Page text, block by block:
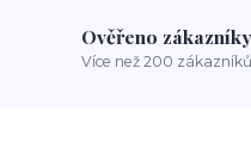
Ověřeno zákazníky
Více než 200